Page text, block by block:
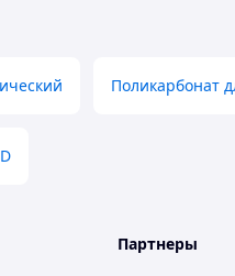
Поликарбонат
Партнеры